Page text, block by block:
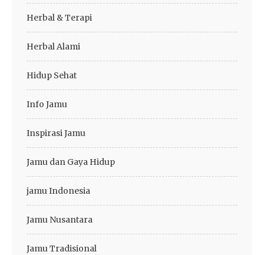
Herbal & Terapi
Herbal Alami
Hidup Sehat
Info Jamu
Inspirasi Jamu
Jamu dan Gaya Hidup
jamu Indonesia
Jamu Nusantara
Jamu Tradisional